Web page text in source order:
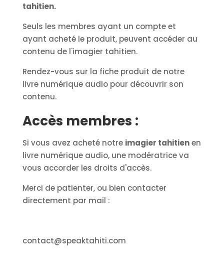
tahitien.
Seuls les membres ayant un compte et
ayant acheté le produit, peuvent accéder au
contenu de l'imagier tahitien.
Rendez-vous sur la fiche produit de notre
livre numérique audio pour découvrir son
contenu.
Accès membres :
Si vous avez acheté notre imagier tahitienen
livre numérique audio, une modératrice va
vous accorder les droits d'accès.
Merci de patienter, ou bien contacter
directement par mail :
contact@speaktahiti.com